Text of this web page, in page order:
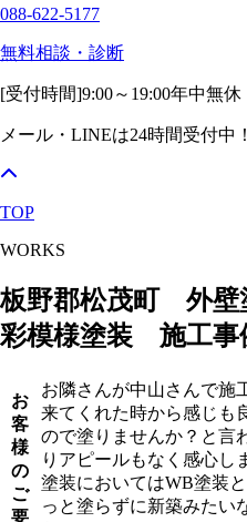
088-622-5177
無料相談・診断
[受付時間]9:00～19:00年中無休
メール・LINEは24時間受付中！
TOP
WORKS
板野郡松茂町 外
彩模様塗装 施工事
お
客
様
の
ご
要
お隣さんが中山さんで施
来てくれた時から感じも
ので塗りませんか？と言
りアピールもなく感心し
塗装においてはWB塗装
っと塗らずに新築みたい